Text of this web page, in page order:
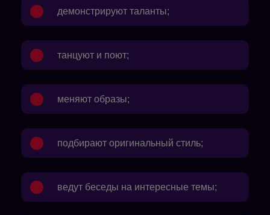
демонстрируют таланты;
танцуют и поют;
меняют образы;
подбирают оригинальный стиль;
ведут беседы на интересные темы;